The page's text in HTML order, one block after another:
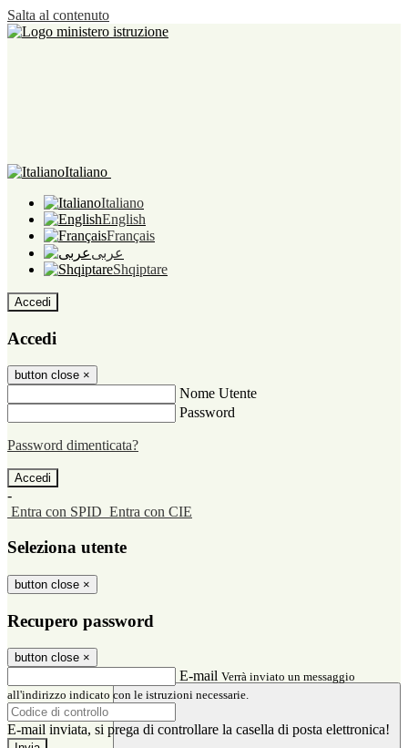
Salta al contenuto
Italiano
Italiano
English
Français
عربى
Shqiptare
Accedi
Accedi
button close ×
Nome Utente
Password
Password dimenticata?
-
Entra con SPID Entra con CIE
Seleziona utente
button close ×
Recupero password
button close ×
E-mail Verrà inviato un messaggio
all'indirizzo indicato con le istruzioni necessarie.
E-mail inviata, si prega di controllare la casella di posta elettronica!